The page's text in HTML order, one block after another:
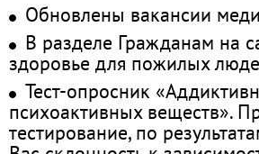
Обновлены вакансии
В разделе Гражданам на
здоровье для пожилых
Тест-опросник
психоактивных веществ».
тестирование, по